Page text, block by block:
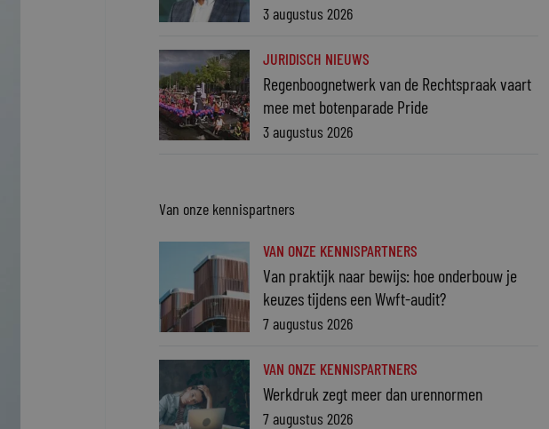
3 augustus 2026
JURIDISCH NIEUWS
Regenboognetwerk van de Rechtspraak vaart
mee met botenparade Pride
3 augustus 2026
Van onze kennispartners
VAN ONZE KENNISPARTNERS
Van praktijk naar bewijs: hoe onderbouw je
keuzes tijdens een Wwft-audit?
7 augustus 2026
VAN ONZE KENNISPARTNERS
Werkdruk zegt meer dan urennormen
7 augustus 2026